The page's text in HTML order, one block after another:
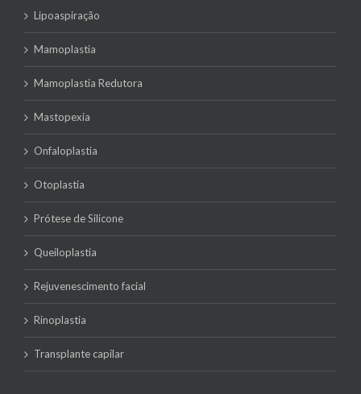
Lipoaspiração
Mamoplastia
Mamoplastia Redutora
Mastopexia
Onfaloplastia
Otoplastia
Prótese de Silicone
Queiloplastia
Rejuvenescimento facial
Rinoplastia
Transplante capilar